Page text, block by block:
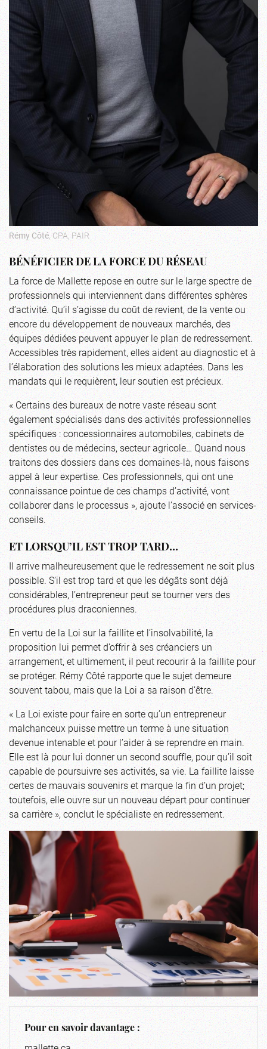
Rémy Côté, CPA, PAIR
BÉNÉFICIER DE LA FORCE DU RÉSEAU
La force de Mallette repose en outre sur le large spectre de
professionnels qui interviennent dans différentes sphères
d’activité. Qu’il s’agisse du coût de revient, de la vente ou
encore du développement de nouveaux marchés, des
équipes dédiées peuvent appuyer le plan de redressement.
Accessibles très rapidement, elles aident au diagnostic et à
l’élaboration des solutions les mieux adaptées. Dans les
mandats qui le requièrent, leur soutien est précieux.
« Certains des bureaux de notre vaste réseau sont
également spécialisés dans des activités professionnelles
spécifiques : concessionnaires automobiles, cabinets de
dentistes ou de médecins, secteur agricole… Quand nous
traitons des dossiers dans ces domaines-là, nous faisons
appel à leur expertise. Ces professionnels, qui ont une
connaissance pointue de ces champs d’activité, vont
collaborer dans le processus », ajoute l’associé en services-
conseils.
ET LORSQU’IL EST TROP TARD…
Il arrive malheureusement que le redressement ne soit plus
possible. S’il est trop tard et que les dégâts sont déjà
considérables, l’entrepreneur peut se tourner vers des
procédures plus draconiennes.
En vertu de la Loi sur la faillite et l’insolvabilité, la
proposition lui permet d’offrir à ses créanciers un
arrangement, et ultimement, il peut recourir à la faillite pour
se protéger. Rémy Côté rapporte que le sujet demeure
souvent tabou, mais que la Loi a sa raison d’être.
« La Loi existe pour faire en sorte qu’un entrepreneur
malchanceux puisse mettre un terme à une situation
devenue intenable et pour l’aider à se reprendre en main.
Elle est là pour lui donner un second souffle, pour qu’il soit
capable de poursuivre ses activités, sa vie. La faillite laisse
certes de mauvais souvenirs et marque la fin d’un projet;
toutefois, elle ouvre sur un nouveau départ pour continuer
sa carrière », conclut le spécialiste en redressement.
Pour en savoir davantage :